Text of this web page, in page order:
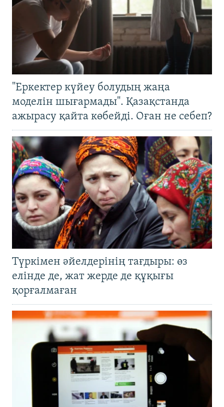
"Еркектер күйеу болудың жаңа
моделін шығармады". Қазақстанда
ажырасу қайта көбейді. Оған не себеп?
Түркімен әйелдерінің тағдыры: өз
елінде де, жат жерде де құқығы
қорғалмаған